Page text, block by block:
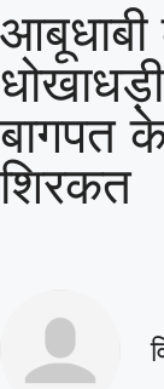
बागपत
शिरकत